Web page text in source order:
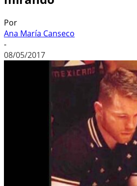
Por
Ana María Canseco
-
08/05/2017